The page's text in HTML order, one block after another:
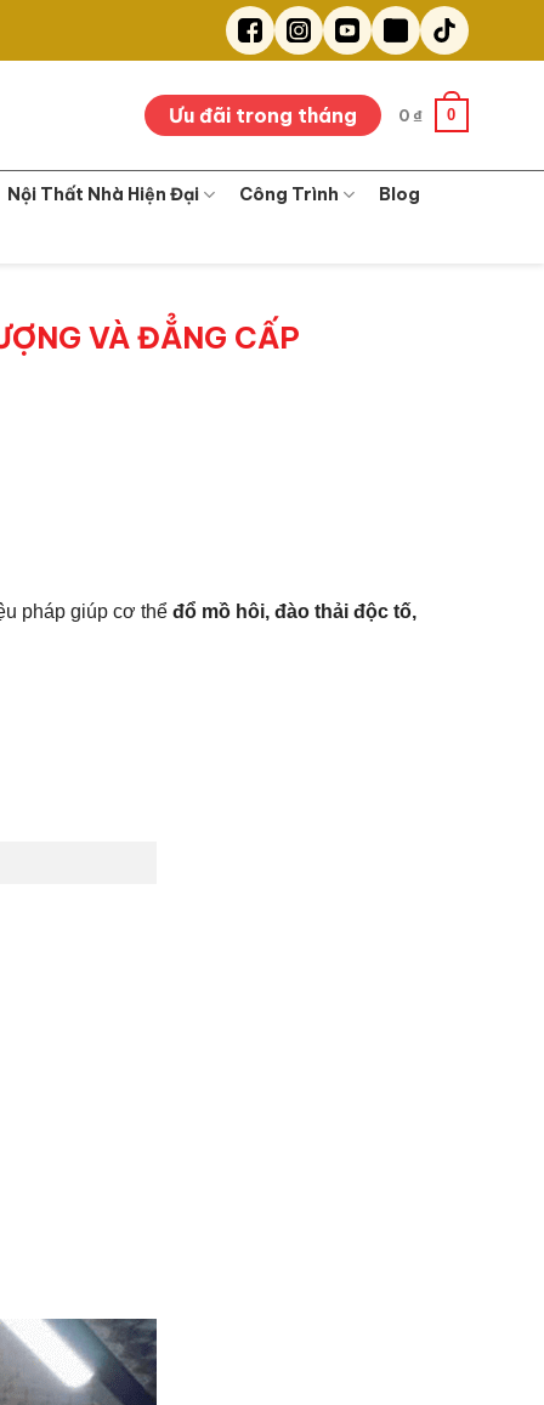
Ưu đãi trong tháng 0 ₫ 0
Nội Thất Nhà Hiện Đại Công Trình Blog
VÀ ĐẲNG CẤP
pháp giúp cơ thể đổ mồ hôi, đào thải độc tố,